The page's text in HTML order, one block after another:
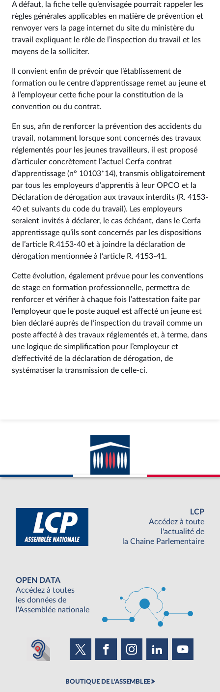
A défaut, la fiche telle qu’envisagée pourrait rappeler les
règles générales applicables en matière de prévention et
renvoyer vers la page internet du site du ministère du
travail expliquant le rôle de l’inspection du travail et les
moyens de la solliciter.
Il convient enfin de prévoir que l’établissement de
formation ou le centre d’apprentissage remet au jeune et
à l’employeur cette fiche pour la constitution de la
convention ou du contrat.
En sus, afin de renforcer la prévention des accidents du
travail, notamment lorsque sont concernés des travaux
réglementés pour les jeunes travailleurs, il est proposé
d’articuler concrètement l’actuel Cerfa contrat
d’apprentissage (n° 10103*14), transmis obligatoirement
par tous les employeurs d’apprentis à leur OPCO et la
Déclaration de dérogation aux travaux interdits (R. 4153-
40 et suivants du code du travail). Les employeurs
seraient invités à déclarer, le cas échéant, dans le Cerfa
apprentissage qu’ils sont concernés par les dispositions
de l’article R.4153-40 et à joindre la déclaration de
dérogation mentionnée à l’article R. 4153-41.
Cette évolution, également prévue pour les conventions
de stage en formation professionnelle, permettra de
renforcer et vérifier à chaque fois l’attestation faite par
l’employeur que le poste auquel est affecté un jeune est
bien déclaré auprès de l’inspection du travail comme un
poste affecté à des travaux réglementés et, à terme, dans
une logique de simplification pour l’employeur et
d’effectivité de la déclaration de dérogation, de
systématiser la transmission de celle-ci.
LCP
Accédez à toute
l'actualité de
la Chaine Parlementaire
OPEN DATA
Accédez à toutes
les données de
l'Assemblée nationale
BOUTIQUE DE L'ASSEMBLEE